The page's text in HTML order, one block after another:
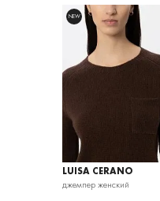
NEW
LUISA CERANO
джемпер женский